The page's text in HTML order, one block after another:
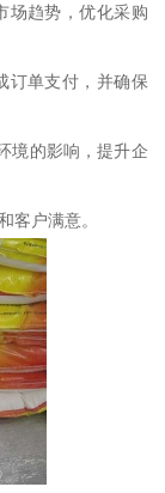
场趋势，优化采购
订单支付，并确保
境的影响，提升企
客户满意。